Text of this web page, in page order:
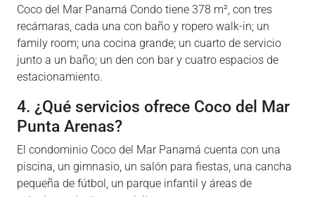
Coco del Mar Panamá Condo tiene 378 m², con tres
recámaras, cada una con baño y ropero walk-in; un
family room; una cocina grande; un cuarto de servicio
junto a un baño; un den con bar y cuatro espacios de
estacionamiento.
4. ¿Qué servicios ofrece Coco del Mar
Punta Arenas?
El condominio Coco del Mar Panamá cuenta con una
piscina, un gimnasio, un salón para fiestas, una cancha
pequeña de fútbol, un parque infantil y áreas de